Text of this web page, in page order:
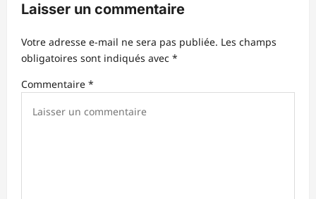
d
’
a
r
Laisser un commentaire
Votre adresse e-mail ne sera pas publiée. Les champs
obligatoires sont indiqués avec *
Commentaire *